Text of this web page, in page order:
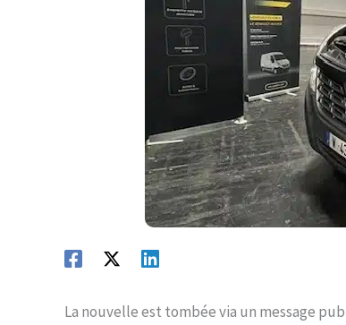
La nouvelle est tombée via un message